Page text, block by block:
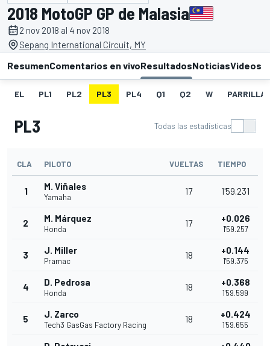
2018 MotoGP GP de Malasia
2 nov 2018 al 4 nov 2018
Sepang International Circuit, MY
ResumenComentarios en vivoResultadosNoticiasVideos
EL PL1 PL2 PL3 PL4 Q1 Q2 W PARRILLA
PL3 Todas las estadísticas
CLA PILOTO VUELTAS TIEMPO
1 M. Viñales
Yamaha
17 1'59.231
2 M. Márquez
Honda
17 +0.026
1'59.257
3 J. Miller
Pramac
18 +0.144
1'59.375
4 D. Pedrosa
Honda
18 +0.368
1'59.599
5 J. Zarco
Tech3 GasGas Factory Racing
18 +0.424
1'59.655